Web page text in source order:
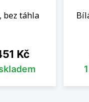
bez táhla
Kč